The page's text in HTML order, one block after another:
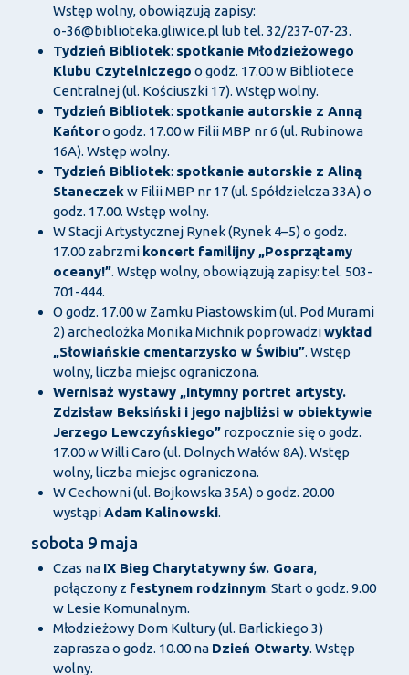
Wstęp wolny, obowiązują zapisy:
o-36@biblioteka.gliwice.pl lub tel. 32/237-07-23.
Tydzień Bibliotek: spotkanie Młodzieżowego
Klubu Czytelniczego o godz. 17.00 w Bibliotece
Centralnej (ul. Kościuszki 17). Wstęp wolny.
Tydzień Bibliotek: spotkanie autorskie z Anną
Kańtoro godz. 17.00 w Filii MBP nr 6 (ul. Rubinowa
16A). Wstęp wolny.
Tydzień Bibliotek: spotkanie autorskie z Aliną
Staneczekw Filii MBP nr 17 (ul. Spółdzielcza 33A) o
godz. 17.00. Wstęp wolny.
W Stacji Artystycznej Rynek (Rynek 4–5) o godz.
17.00 zabrzmi koncert familijny „Posprzątamy
oceany!”. Wstęp wolny, obowiązują zapisy: tel. 503-
701-444.
O godz. 17.00 w Zamku Piastowskim (ul. Pod Murami
2) archeolożka Monika Michnik poprowadziwykład
„Słowiańskie cmentarzysko w Świbiu”. Wstęp
wolny, liczba miejsc ograniczona.
Wernisaż wystawy „Intymny portret artysty.
Zdzisław Beksiński i jego najbliżsi w obiektywie
Jerzego Lewczyńskiego”rozpocznie się o godz.
17.00 w Willi Caro (ul. Dolnych Wałów 8A). Wstęp
wolny, liczba miejsc ograniczona.
W Cechowni (ul. Bojkowska 35A) o godz. 20.00
wystąpiAdam Kalinowski.
sobota 9 maja
Czas na IX Bieg Charytatywny św. Goara,
połączony z festynem rodzinnym. Start o godz. 9.00
w Lesie Komunalnym.
Młodzieżowy Dom Kultury (ul. Barlickiego 3)
zaprasza o godz. 10.00 na Dzień Otwarty. Wstęp
wolny.